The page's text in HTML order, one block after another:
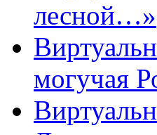
лесной…»
могучая